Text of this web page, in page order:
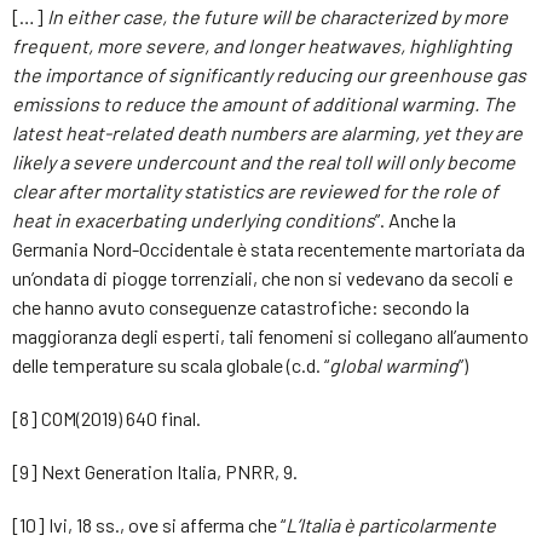
[…] In either case, the future will be characterized by more
frequent, more severe, and longer heatwaves, highlighting
the importance of significantly reducing our greenhouse gas
emissions to reduce the amount of additional warming. The
latest heat-related death numbers are alarming, yet they are
likely a severe undercount and the real toll will only become
clear after mortality statistics are reviewed for the role of
heat in exacerbating underlying conditions”. Anche la
Germania Nord-Occidentale è stata recentemente martoriata da
un’ondata di piogge torrenziali, che non si vedevano da secoli e
che hanno avuto conseguenze catastrofiche: secondo la
maggioranza degli esperti, tali fenomeni si collegano all’aumento
delle temperature su scala globale (c.d. “global warming”)
[8] COM(2019) 640 final.
[9] Next Generation Italia, PNRR, 9.
[10] Ivi, 18 ss., ove si afferma che “L’Italia è particolarmente